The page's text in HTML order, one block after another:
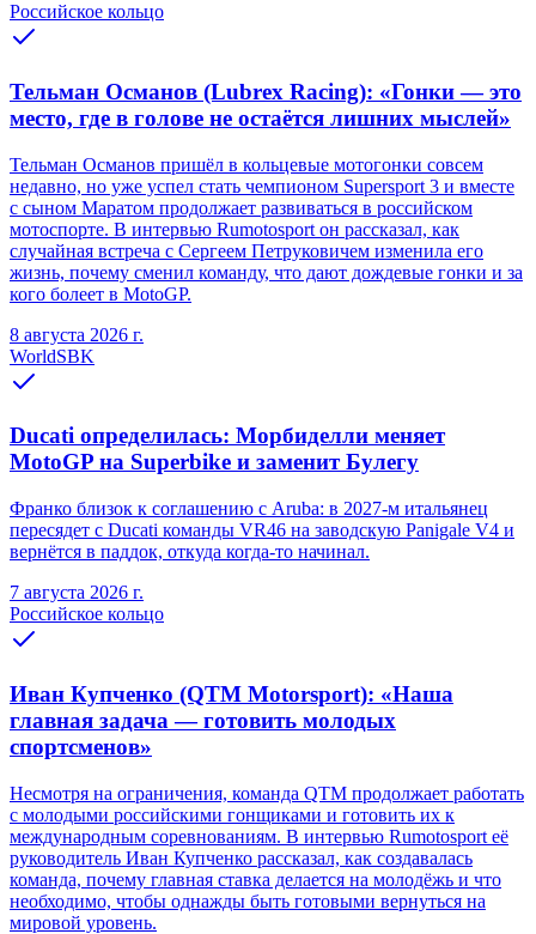
Российское кольцо
Тельман Османов (Lubrex Racing): «Гонки — это
место, где в голове не остаётся лишних мыслей»
Тельман Османов пришёл в кольцевые мотогонки совсем
недавно, но уже успел стать чемпионом Supersport 3 и вместе
с сыном Маратом продолжает развиваться в российском
мотоспорте. В интервью Rumotosport он рассказал, как
случайная встреча с Сергеем Петруковичем изменила его
жизнь, почему сменил команду, что дают дождевые гонки и за
кого болеет в MotoGP.
8 августа 2026 г.
WorldSBK
Ducati определилась: Морбиделли меняет
MotoGP на Superbike и заменит Булегу
Франко близок к соглашению с Aruba: в 2027-м итальянец
пересядет с Ducati команды VR46 на заводскую Panigale V4 и
вернётся в паддок, откуда когда-то начинал.
7 августа 2026 г.
Российское кольцо
Иван Купченко (QTM Motorsport): «Наша
главная задача — готовить молодых
спортсменов»
Несмотря на ограничения, команда QTM продолжает работать
с молодыми российскими гонщиками и готовить их к
международным соревнованиям. В интервью Rumotosport её
руководитель Иван Купченко рассказал, как создавалась
команда, почему главная ставка делается на молодёжь и что
необходимо, чтобы однажды быть готовыми вернуться на
мировой уровень.